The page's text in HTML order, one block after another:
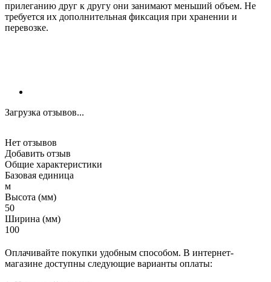
прилеганию друг к другу они занимают меньший объем. Не
требуется их дополнительная фиксация при хранении и
перевозке.
Загрузка отзывов...
Нет отзывов
Добавить отзыв
Общие характеристики
Базовая единица
м
Высота (мм)
50
Ширина (мм)
100
Оплачивайте покупки удобным способом. В интернет-
магазине доступны следующие варианты оплаты: